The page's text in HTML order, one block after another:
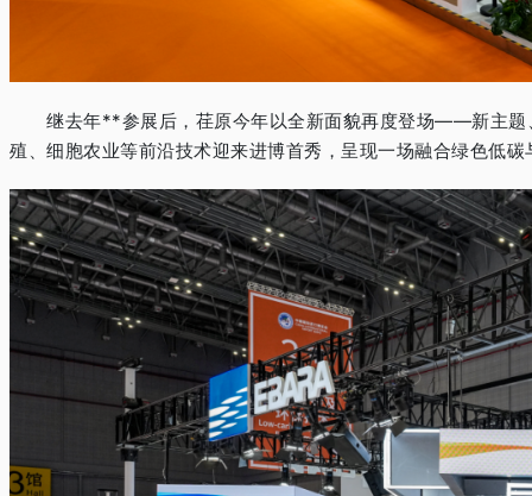
继去年**参展后，荏原今年以全新面貌再度登场——新主题
殖、细胞农业等前沿技术迎来进博首秀，呈现一场融合绿色低